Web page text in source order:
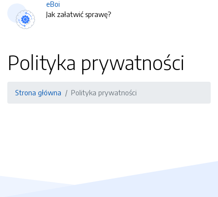
eBoi
Jak załatwić sprawę?
Polityka prywatności
Strona główna Polityka prywatności